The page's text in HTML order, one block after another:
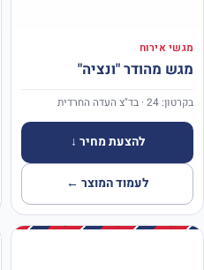
מגשי אירוח
מגש מהודר "ונציה"
בקרטון: 24 · בד"צ העדה החרדית
להצעת מחיר ↓
לעמוד המוצר ←